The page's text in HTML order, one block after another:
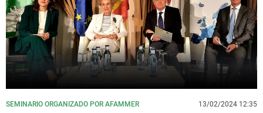
La rosa de los vientos
Gente viajera
Como el perro y el
Caso
Retornados
Equipo de
Operación Viuda
Extremadura
Galicia
La Rioja
Navarra
País Vasco
Virales
Televisión
Elecciones
SEMINARIO ORGANIZADO POR AFAMMER 13/02/2024 12:35